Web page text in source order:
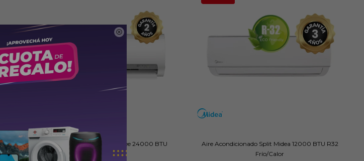

Aire Acondicionado Split Comfee 24000 BTU
Frio/Calor
Aire Acondicionado Split Midea 12000 BTU R32
Frío/Calor